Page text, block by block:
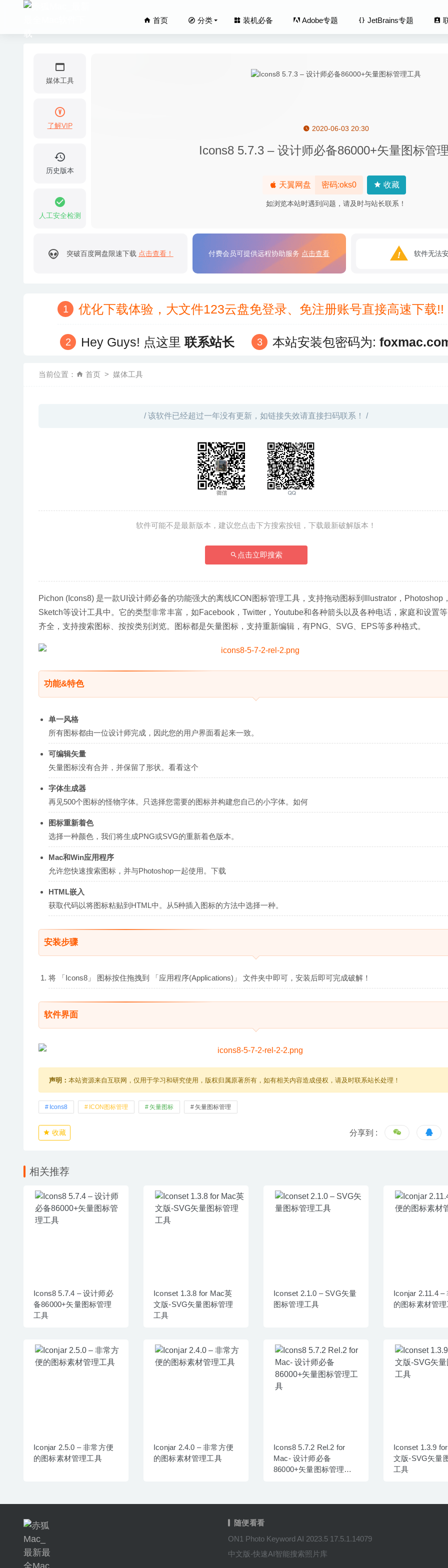
首页 分类 装机必备 Adobe专题 JetBrains专题
媒体工具
了解VIP
历史版本
人工安全检测
2020-06-03 20:30
Icons8 5.7.3 – 设计师必备86000+矢量图标管
天翼网盘 密码:oks0 收藏
如浏览本站时遇到问题，请及时与站长联系！
突破百度网盘限速下载 点击查看！ 付费会员可提供远程协助服务 点击查看 软件无法
优化下载体验，大文件123云盘免登录、免注册账号直接高速下载!!
Hey Guys! 点这里联系站长 本站安装包密码为:
当前位置： 首页 媒体工具
/ 该软件已经超过一年没有更新，如链接失效请直接扫码联系！ /
软件可能不是最新版本，建议您点击下方搜索按钮，下载最新破解版本！
点击立即搜索
Pichon (Icons8) 是一款UI设计师必备的功能强大的离线ICON图标管理工具，支持拖动图标到Illustrator，Photoshop，
Sketch等设计工具中。它的类型非常丰富，如Facebook，Twitter，Youtube和各种箭头以及各种电话，家庭和设置
齐全，支持搜索图标、按按类别浏览。图标都是矢量图标，支持重新编辑，有PNG、SVG、EPS等多种格式。
功能&特色
单一风格
所有图标都由一位设计师完成，因此您的用户界面看起来一致。
可编辑矢量
矢量图标没有合并，并保留了形状。看看这个
字体生成器
再见500个图标的怪物字体。只选择您需要的图标并构建您自己的小字体。如何
图标重新着色
选择一种颜色，我们将生成PNG或SVG的重新着色版本。
Mac和Win应用程序
允许您快速搜索图标，并与Photoshop一起使用。下载
HTML嵌入
获取代码以将图标粘贴到HTML中。从5种插入图标的方法中选择一种。
安装步骤
将 「Icons8」 图标按住拖拽到 「应用程序(Applications)」 文件夹中即可，安装后即可完成破解！
软件界面
声明： 本站资源来自互联网，仅用于学习和研究使用，版权归属原著所有，如有相关内容造成侵权，请及时联系站长处理！
Icons8 ICON图标管理 矢量图标 矢量图标管理
收藏 分享到 :
相关推荐
Icons8 5.7.4 – 设计师必
备86000+矢量图标管理
工具
Iconset 1.3.8 for Mac英
文版-SVG矢量图标管理
工具
Iconset 2.1.0 – SVG矢量
图标管理工具
Iconjar 2.11.4 –
的图标素材管
Iconjar 2.5.0 – 非常方便
的图标素材管理工具
Iconjar 2.4.0 – 非常方便
的图标素材管理工具
Icons8 5.7.2 Rel.2 for
Mac- 设计师必备
86000+矢量图标管理工
Iconset 1.3.9
文版-SVG矢量
工具
随便看看
ON1 Photo Keyword AI 2023.5 17.5.1.14079
中文版-快速AI智能搜索照片库
Brightly PRO 2.2.1 – 自动增强照片视频亮度软件 2023-04-26
OCR Tool PRO 1.0 – 易用的OCR文字识别工具 2022-08-29
Loop Mash Up 1.2.17 – 音乐创作软件 2026-03-26